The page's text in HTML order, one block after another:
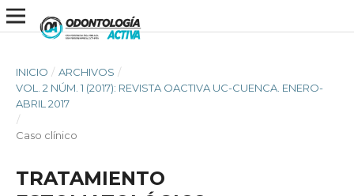
INICIO / ARCHIVOS /
VOL. 2 NÚM. 1 (2017): REVISTA OACTIVA UC-CUENCA. ENERO-
ABRIL 2017
/
Caso clínico
TRATAMIENTO